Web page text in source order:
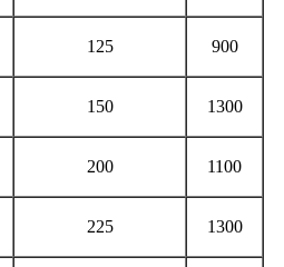
125 900
150 1300
200 1100
225 1300